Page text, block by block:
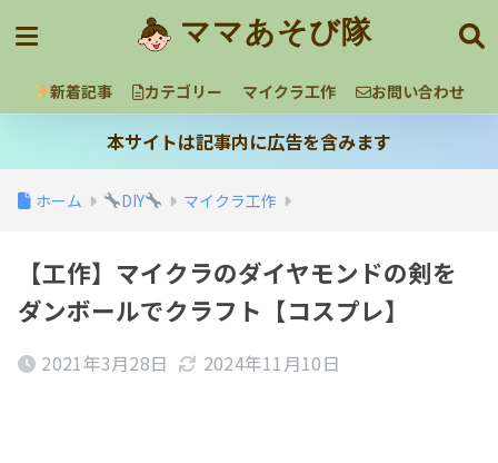
ママあそび隊
新着記事 カテゴリー マイクラ工作 お問い合わせ
本サイトは記事内に広告を含みます
ホーム DIY マイクラ工作
【工作】マイクラのダイヤモンドの剣を
ダンボールでクラフト【コスプレ】
2021年3月28日 2024年11月10日